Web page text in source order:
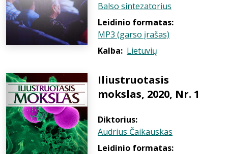
Balso sintezatorius
Leidinio formatas:
MP3 (garso įrašas)
Kalba: Lietuvių
Iliustruotasis
mokslas, 2020, Nr. 1
Diktorius:
Audrius Čaikauskas
Leidinio formatas: